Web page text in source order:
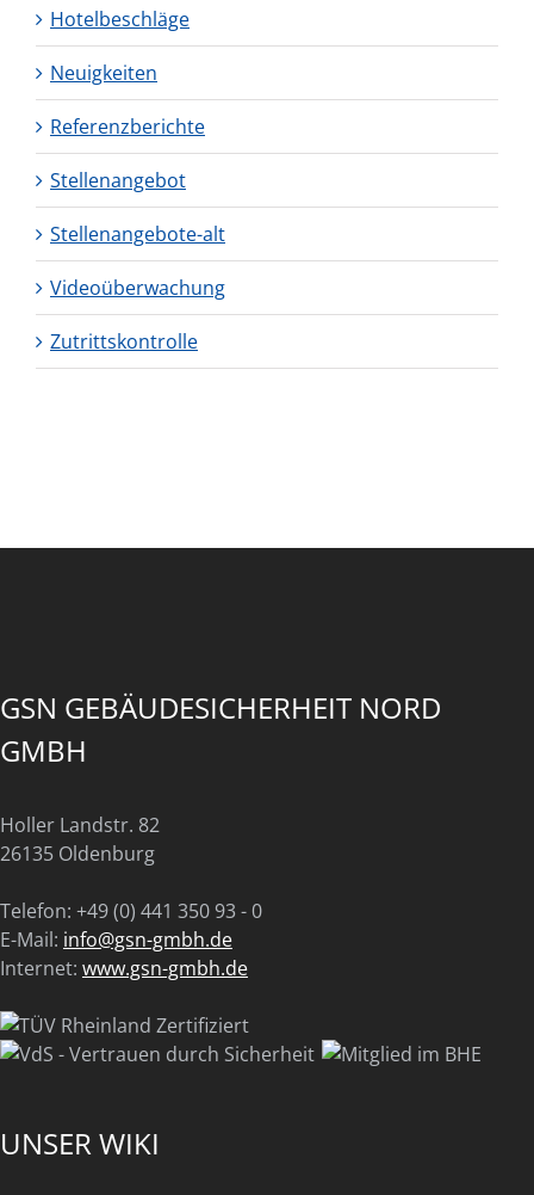
Hotelbeschläge
Neuigkeiten
Referenzberichte
Stellenangebot
Stellenangebote-alt
Videoüberwachung
Zutrittskontrolle
GSN GEBÄUDESICHERHEIT NORD
GMBH
Holler Landstr. 82
26135 Oldenburg
Telefon: +49 (0) 441 350 93 - 0
E-Mail: info@gsn-gmbh.de
Internet: www.gsn-gmbh.de
UNSER WIKI